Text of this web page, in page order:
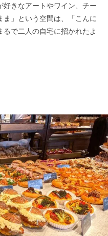
好きなアートやワイン、チー
ま」という空間は、「こんに
で二人の自宅に招かれたよ